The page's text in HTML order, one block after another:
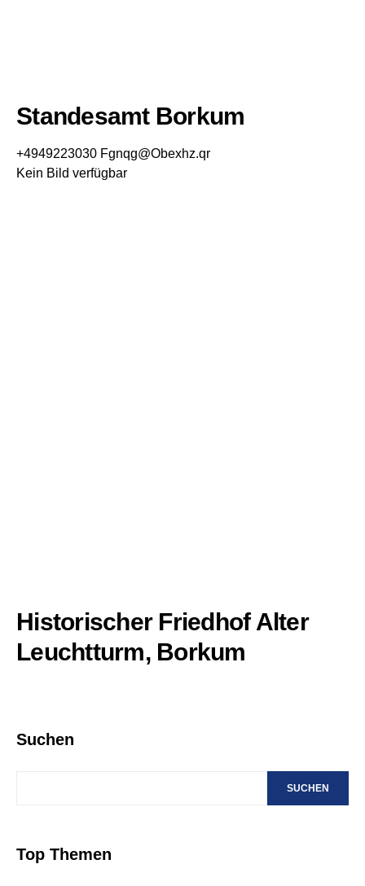
Standesamt Borkum
+4949223030 Fgnqg@Obexhz.qr
Kein Bild verfügbar
Historischer Friedhof Alter
Leuchtturm, Borkum
Suchen
SUCHEN
Top Themen